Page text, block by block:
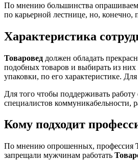
По мнению большинства
по карьерной лестнице, но,
Характеристика
Товаровед должен обладать
подобных товаров и выбирать из
упаковки, по его характеристике.
Для того чтобы поддерживать
специалистов коммуникабельности,
Кому подходит
По мнению опрошенных, профессия
запрещали мужчинам работать